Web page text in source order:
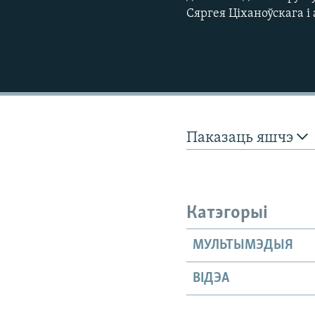
Сяргея Ціханоўскага і
Паказаць яшчэ
Катэгорыі
МУЛЬТЫМЭДЫЯ
ВІДЭА